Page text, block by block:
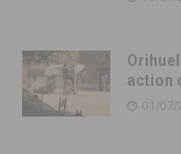
action
01/07/